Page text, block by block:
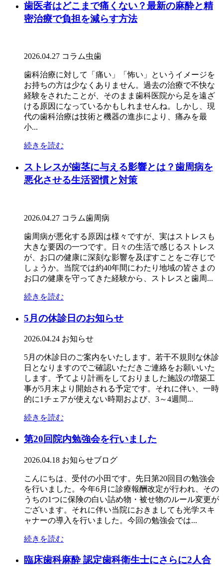
歯医者はどこまで痛くない？最新の麻酔と精
密治療で負担を減らす方法
2026.04.27 コラム虫歯
歯科治療に対して「痛い」「怖い」というイメージを
お持ちの方は少なくありません。過去の治療で不快な
経験をされたことが、そのまま歯科医院から足を遠ざ
ける原因になっているかもしれませんね。しかし、現
代の歯科治療は技術と機器の進歩により、痛みを最
小...
続きを読む
ストレスが歯茎に与える影響とは？歯周病を
悪化させる生活習慣と対策
2026.04.27 コラム歯周病
歯周病が悪化する原因は様々ですが、実はストレスも
大きな要因の一つです。日々の生活で感じるストレス
が、お口の健康に深刻な影響を及ぼすことをご存じで
しょうか。当院では約40年間にわたり地域の皆さまの
お口の健康を守ってきた経験から、ストレスと歯周...
続きを読む
5月の休診日のお知らせ
2026.04.24 お知らせ
5月の休診日のご案内をいたします。若干不規則な休診
日となりますのでご確認いただきご連絡をお願いいた
します。予てより計画をしておりました施設の増築工
事が5月末より開始される予定です。それに伴い、一時
的に1チェアが使えない時期および、3～4週間...
続きを読む
第20回院内勉強会を行いました
2026.04.18 お知らせブログ
こんにちは、受付の小田です。先日第20回目の勉強会
を行いました。今年6月に診療報酬改定が行われ、その
うちの1つに保険の白い詰め物・被せ物のルール変更が
ございます。それに伴い当院におきましても光学スキ
ャナーの導入を行いました。今回の勉強会では...
続きを読む
臨床歯科麻酔 認定歯科衛生士にさらに2人合